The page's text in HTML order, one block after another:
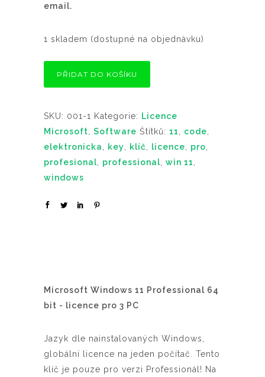
email.
1 skladem (dostupné na objednávku)
PŘIDAT DO KOŠÍKU
SKU: 001-1 Kategorie: Licence
Microsoft
Software Štítků: 11 code
elektronicka
key klíč licence pro
profesional
professional win 11
windows
Microsoft Windows 11 Professional 64
bit - licence pro 3 PC
Jazyk dle nainstalovaných Windows,
globální licence na jeden počítač. Tento
klíč je pouze pro verzi Professionál! Na